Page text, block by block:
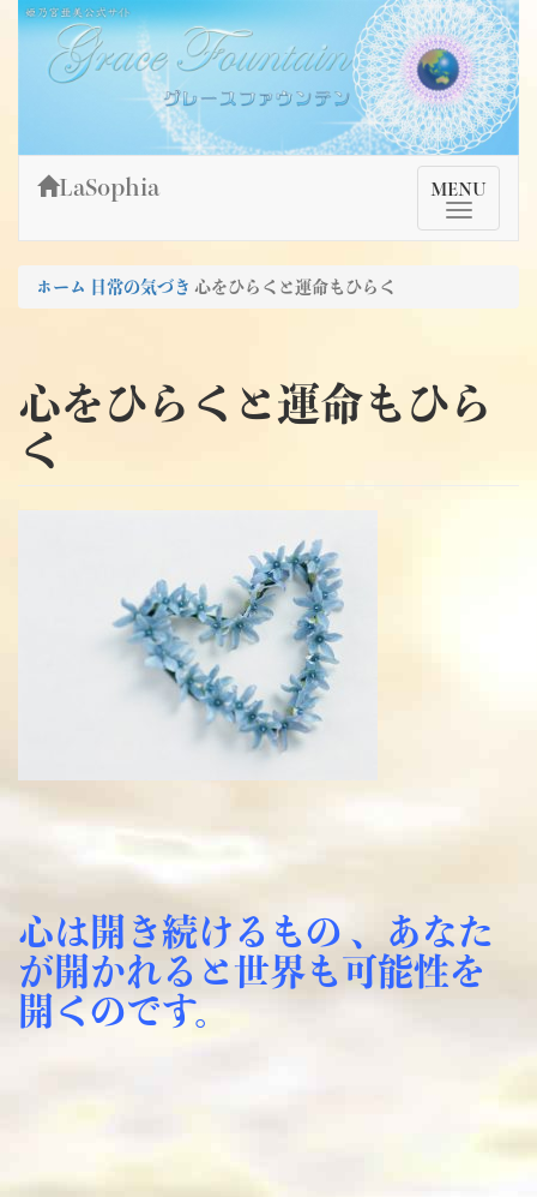
Skip
content
姫乃宮亜美公式サイト～Grace Fountain～
グレースファウンテン
TMenu
MENU
LaSophia
ホーム 日常の気づき 心をひらくと運命もひらく
心をひらくと運命もひら
く
心は開き続けるもの 、あなた
が開かれると世界も可能性を
開くのです。